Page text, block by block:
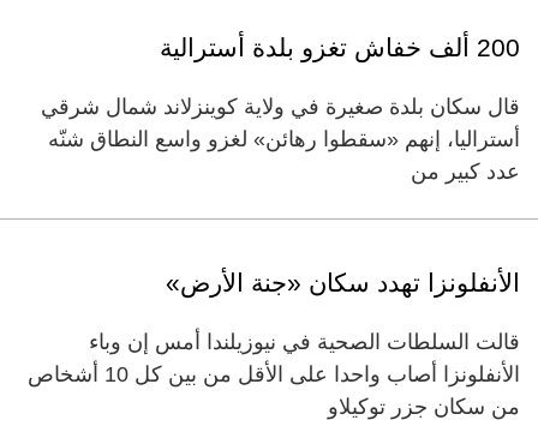
200 ألف خفاش تغزو بلدة أسترالية
قال سكان بلدة صغيرة في ولاية كوينزلاند شمال شرقي
أستراليا، إنهم «سقطوا رهائن» لغزو واسع النطاق شنّه
عدد كبير من
الأنفلونزا تهدد سكان «جنة الأرض»
قالت السلطات الصحية في نيوزيلندا أمس إن وباء
الأنفلونزا أصاب واحدا على الأقل من بين كل 10 أشخاص
من سكان جزر توكيلاو